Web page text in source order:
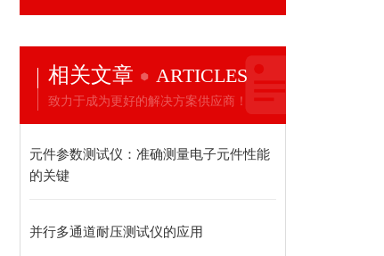
相关文章 ARTICLES
致力于成为更好的解决方案供应商！
元件参数测试仪：准确测量电子元件性能
的关键
并行多通道耐压测试仪的应用